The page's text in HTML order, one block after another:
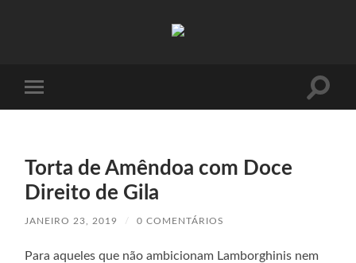
mobile
Toggle
Torta de Amêndoa com Doce
Direito de Gila
JANEIRO 23, 2019 / 0 COMENTÁRIOS
Para aqueles que não ambicionam Lamborghinis nem